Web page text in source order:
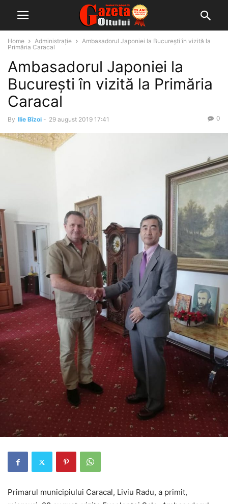
Home Administrație
Ambasadorul Japoniei la București în vizită la
Primăria Caracal
Ambasadorul Japoniei la
București în vizită la Primăria
Caracal
By Ilie Bîzoi - 29 august 2019 17:41 0
Primarul municipiului Caracal, Liviu Radu, a primit,